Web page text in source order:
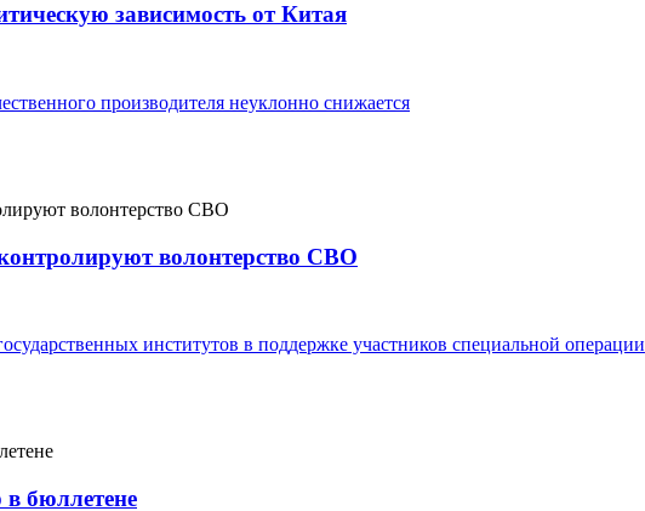
зависимость от Китая
производителя неуклонно снижается
волонтерство СВО
институтов в поддержке участников специальной операции
бюллетене